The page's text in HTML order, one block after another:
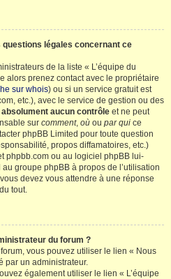
légales concernant ce
de la liste « L’équipe du
alors prenez contact avec le propriétaire
sur whois) ou si un service gratuit est
etc.), avec le service de gestion ou des
absolument aucun contrôle et ne peut
sur comment, où ou par qui ce
phpBB Limited pour toute question
propos diffamatoires, etc.)
phpbb.com ou au logiciel phpBB lui-
groupe phpBB à propos de l’utilisation
devez vous attendre à une réponse
tout.
du forum ?
vous pouvez utiliser le lien « Nous
par un administrateur.
également utiliser le lien « L’équipe